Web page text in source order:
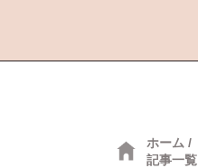
ホーム /
記事一覧